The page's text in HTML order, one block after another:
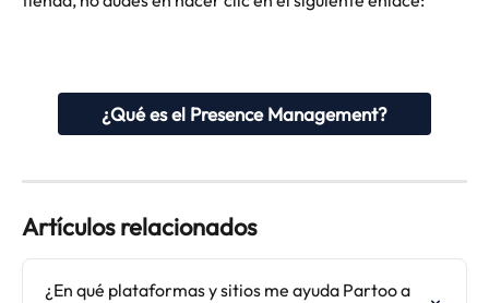
¿Qué es el Presence Management?
Artículos relacionados
¿En qué plataformas y sitios me ayuda Partoo a